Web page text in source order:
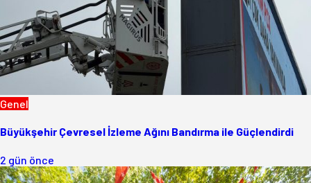
Genel
Büyükşehir Çevresel İzleme Ağını Bandırma ile Güçlendirdi
2 gün önce